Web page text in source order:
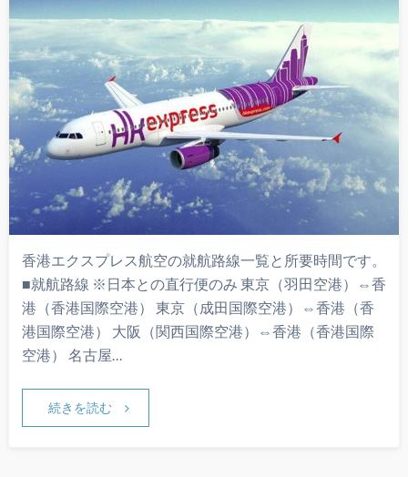
香港エクスプレス航空の就航路線一覧と所要時間です。
■就航路線 ※日本との直行便のみ 東京（羽田空港）⇔香
港（香港国際空港） 東京（成田国際空港）⇔香港（香
港国際空港） 大阪（関西国際空港）⇔香港（香港国際
空港） 名古屋…
続きを読む